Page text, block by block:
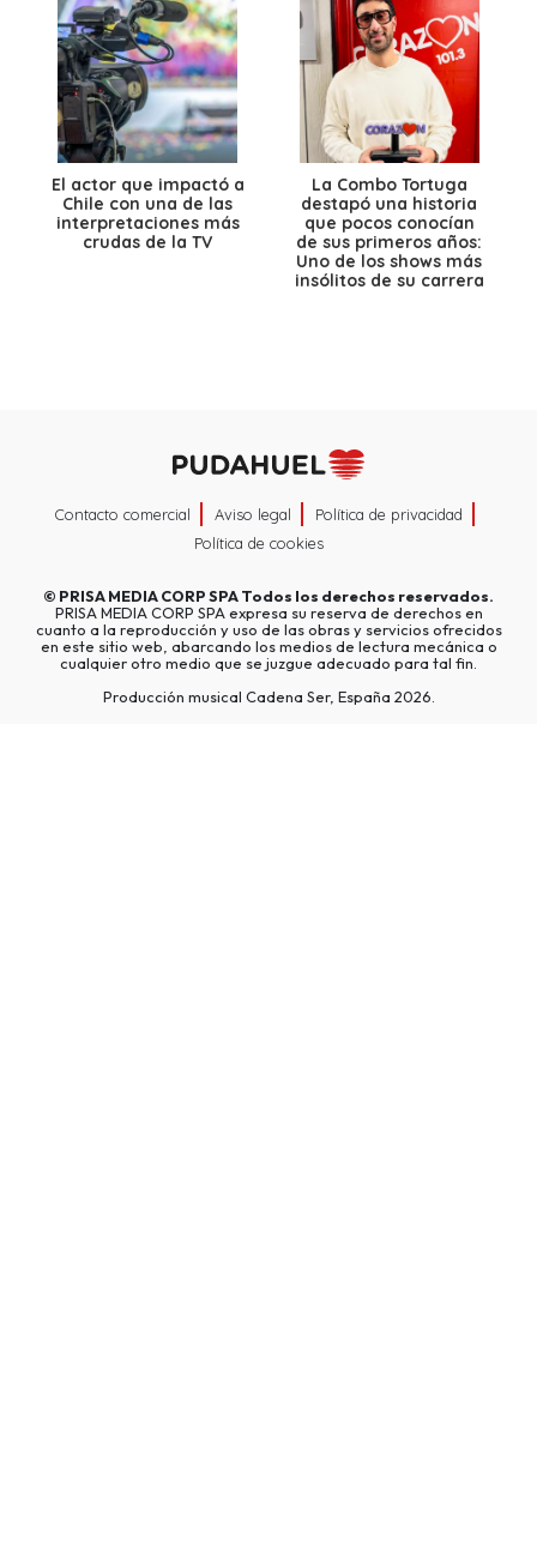
El actor que impactó a
Chile con una de las
interpretaciones más
crudas de la TV
La Combo Tortuga
destapó una historia
que pocos conocían
de sus primeros años:
Uno de los shows más
insólitos de su carrera
Contacto comercial Aviso legal
Política de privacidad
Política de cookies
© PRISA MEDIA CORP SPATodos los derechos reservados.
PRISA MEDIA CORP SPA expresa su reserva de derechos en
cuanto a la reproducción y uso de las obras y servicios ofrecidos
en este sitio web, abarcando los medios de lectura mecánica o
cualquier otro medio que se juzgue adecuado para tal fin.
Producción musical Cadena Ser, España 2026.